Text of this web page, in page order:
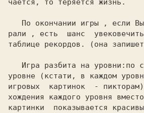
чается, то теряется жизнь.
рали , есть  шанс
таблице рекордов. (она
уровне (кстати, в каждом
игровых  картинок  -
хождения каждого уровня
картинки  показывается